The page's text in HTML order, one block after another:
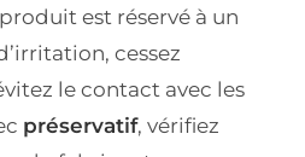
est réservé à un
cessez
le contact avec les
préservatif, vérifiez